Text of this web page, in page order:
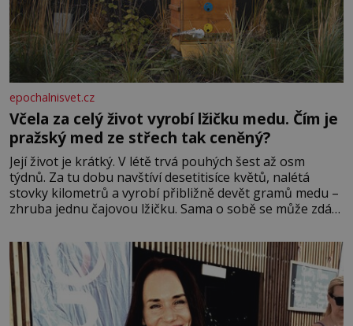
epochalnisvet.cz
Včela za celý život vyrobí lžičku medu. Čím je
pražský med ze střech tak ceněný?
Její život je krátký. V létě trvá pouhých šest až osm
týdnů. Za tu dobu navštíví desetitisíce květů, nalétá
stovky kilometrů a vyrobí přibližně devět gramů medu –
zhruba jednu čajovou lžičku. Sama o sobě se může zdát
tisíc příslušnic svého včelstva, vznikne jeden z
nejdokonalejších organismů